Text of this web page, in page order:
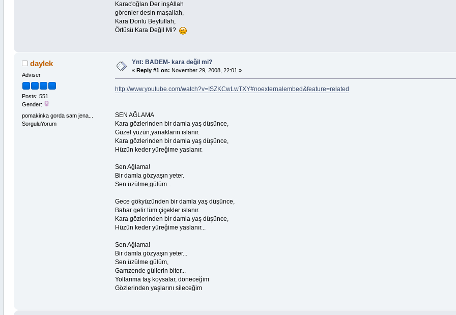
Karac'oğlan Der inşAllah
görenler desin maşallah,
Kara Donlu Beytullah,
Örtüsü Kara Değil Mi?
daylek
Adviser
Posts: 551
Gender:
pomakinka gorda sam jena...
SorguluYorum
Ynt: BADEM- kara değil mi?
« Reply #1 on: November 29, 2008, 22:01 »
http://www.youtube.com/watch?v=ISZKCwLwTXY#noexternalembed&feature=related
SEN AĞLAMA
Kara gözlerinden bir damla yaş düşünce,
Güzel yüzün,yanakların ıslanır.
Kara gözlerinden bir damla yaş düşünce,
Hüzün keder yüreğime yaslanır.
Sen Ağlama!
Bir damla gözyaşın yeter.
Sen üzülme,gülüm...
Gece gökyüzünden bir damla yaş düşünce,
Bahar gelir tüm çiçekler ıslanır.
Kara gözlerinden bir damla yaş düşünce,
Hüzün keder yüreğime yaslanır...
Sen Ağlama!
Bir damla gözyaşın yeter...
Sen üzülme gülüm,
Gamzende güllerin biter...
Yollarıma taş koysalar, döneceğim
Gözlerinden yaşlarını sileceğim